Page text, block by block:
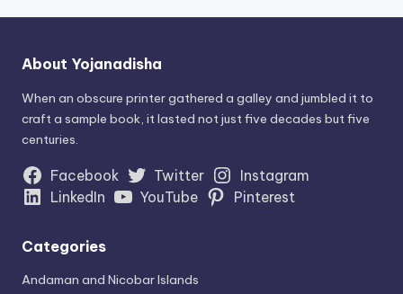
About Yojanadisha
When an obscure printer gathered a galley and jumbled it to
craft a sample book, it lasted not just five decades but five
centuries.
Facebook Twitter
Instagram
LinkedIn
YouTube Pinterest
Categories
Andaman and Nicobar Islands